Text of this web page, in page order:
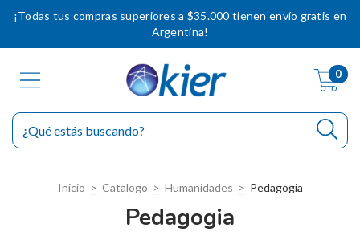
¡Todas tus compras superiores a $35.000 tienen envío gratis en
Argentina!
0
Inicio > Catalogo > Humanidades > Pedagogia
Pedagogia